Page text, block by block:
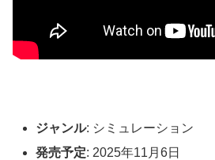
ジャンル: シミュレーション
発売予定: 2025年11月6日